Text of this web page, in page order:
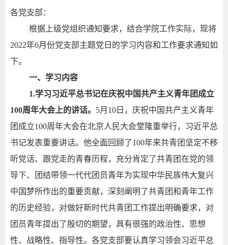
各党支部：
根据上级党组织通知要求，结合学院工作实际，现将
2022年6月份党支部主题党日的学习内容和工作要求通知如
下。
一、学习内容
1.学习习近平总书记在庆祝中国共产主义青年团成立
100周年大会上的讲话。 5月 10 日，庆祝中国共产主义青年
团成立100周年大会在北京人民大会堂隆重举行，习近平总
书记发表重要讲话。他全面回顾了100年来共青团坚定不移
听党话、跟党走的青春历程，充分肯定了共青团在党的领
导下、团结带领一代代团员青年为实现中华民族伟大复兴
中国梦所作出的重要贡献，深刻阐明了共青团和青年工作
的历史经验，对做好新时代共青团工作提出明确要求，对
团员青年提出了殷切的期望，具有很强的政治性、思想
性、战略性、指导性。各党支部要认真学习领会习近平总